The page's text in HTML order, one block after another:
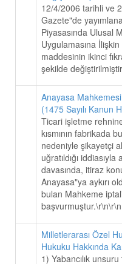
12/4/2006 tarihli ve
Gazete"de
Piyasasında Ulusal
Uygulamasına
maddesinin ikinci
şekilde
Anayasa
(1475 Sayılı Kanun
Ticari işletme
kısmının fabrikada
nedeniyle şikayetçi
uğratıldığı iddiasıyla
davasında, itiraz
Anayasa"ya aykırı
bulan Mahkeme
başvurmuştur.\r\n\r\n
Milletlerarası Özel
Hukuku Hakkında
1) Yabancılık